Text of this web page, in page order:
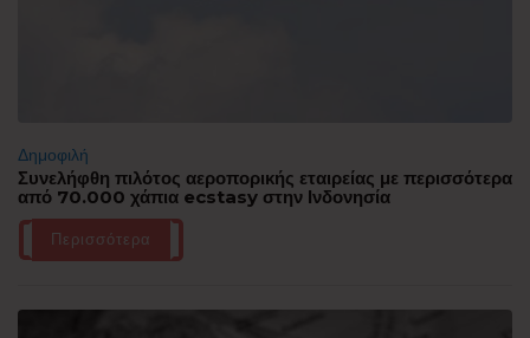
Δημοφιλή
Συνελήφθη πιλότος αεροπορικής εταιρείας με περισσότερα
από 70.000 χάπια ecstasy στην Ινδονησία
Περισσότερα